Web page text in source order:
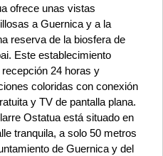
ofrece unas vistas
a Guernica y a la
reserva de la biosfera de
Este establecimiento
24 horas y
coloridas con conexión
y TV de pantalla plana.
Ostatua está situado en
tranquila, a solo 50 metros
de Guernica y del